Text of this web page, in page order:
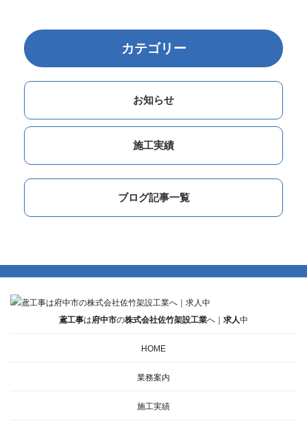
カテゴリー
お知らせ
施工実績
ブログ記事一覧
鳶工事は府中市の株式会社佐竹架設工業へ｜ 求人中
HOME
業務案内
施工実績